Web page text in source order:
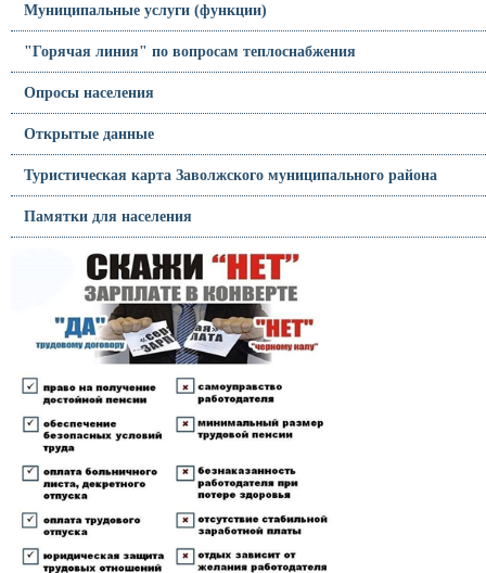
Муниципальные услуги (функции)
"Горячая линия" по вопросам теплоснабжения
Опросы населения
Открытые данные
Туристическая карта Заволжского муниципального района
Памятки для населения